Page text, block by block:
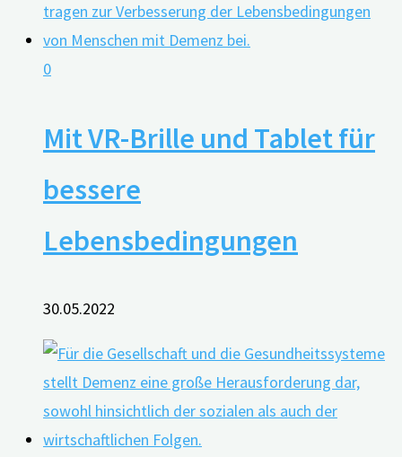
0
Mit VR-Brille und Tablet für
bessere
Lebensbedingungen
30.05.2022